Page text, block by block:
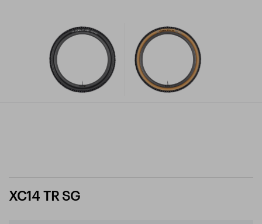
XC14 TR SG